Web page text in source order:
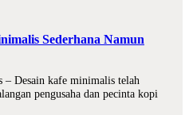
Sederhana Namun
Desain kafe minimalis telah
pengusaha dan pecinta kopi